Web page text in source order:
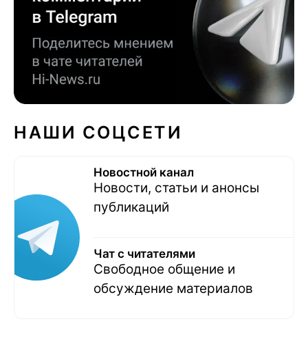
НАШИ СОЦСЕТИ
Новостной канал
Новости, статьи и анонсы
публикаций
Чат с читателями
Свободное общение и
обсуждение материалов